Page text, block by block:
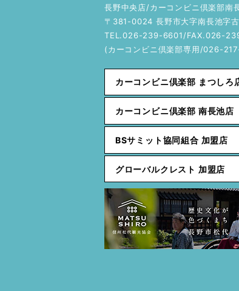
長野中央店/カーコンビニ倶楽部南
〒381-0024 長野市大字南長池字
TEL.026-239-6601/FAX.026-
(カーコンビニ倶楽部専用/026-
カーコンビニ倶楽部 まつしろ
カーコンビニ倶楽部 南長池店
BSサミット協同組合 加盟店
グローバルクレスト 加盟店